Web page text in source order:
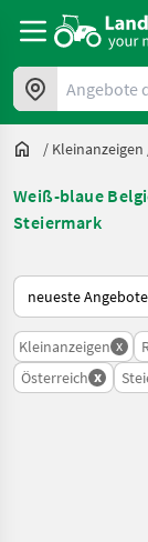
Angebote
/ Kleinanzeigen
Weiß-blaue
Steiermark
So wird auf
Kleinanzeigen x
Österreich x